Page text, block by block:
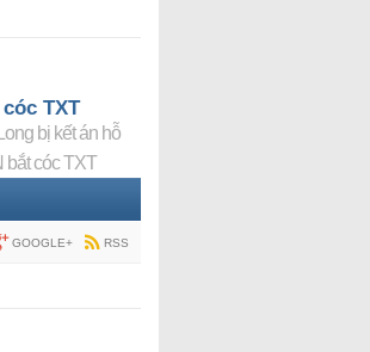
TXT
bị kết án hỗ
bắt cóc TXT
GOOGLE+ RSS